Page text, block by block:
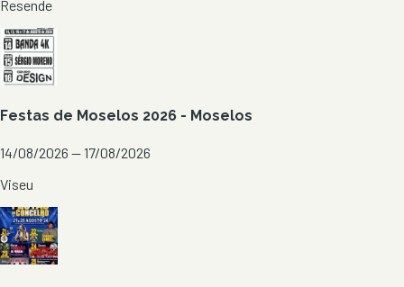
Resende
Festas de Moselos 2026 - Moselos
14/08/2026 — 17/08/2026
Viseu